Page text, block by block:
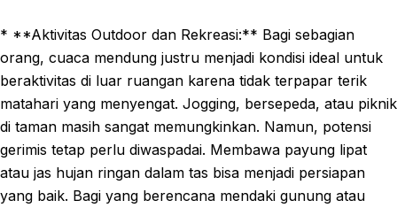
* **Aktivitas Outdoor dan Rekreasi:** Bagi sebagian
orang, cuaca mendung justru menjadi kondisi ideal untuk
beraktivitas di luar ruangan karena tidak terpapar terik
matahari yang menyengat. Jogging, bersepeda, atau piknik
di taman masih sangat memungkinkan. Namun, potensi
gerimis tetap perlu diwaspadai. Membawa payung lipat
atau jas hujan ringan dalam tas bisa menjadi persiapan
yang baik. Bagi yang berencana mendaki gunung atau